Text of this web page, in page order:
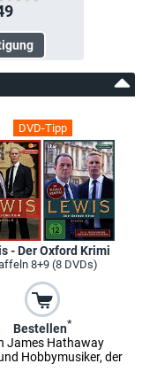
DVD-Tipp
- Der Oxford Krimi
8+9 (8 DVDs)
Bestellen*
James Hathaway
Hobbymusiker, der